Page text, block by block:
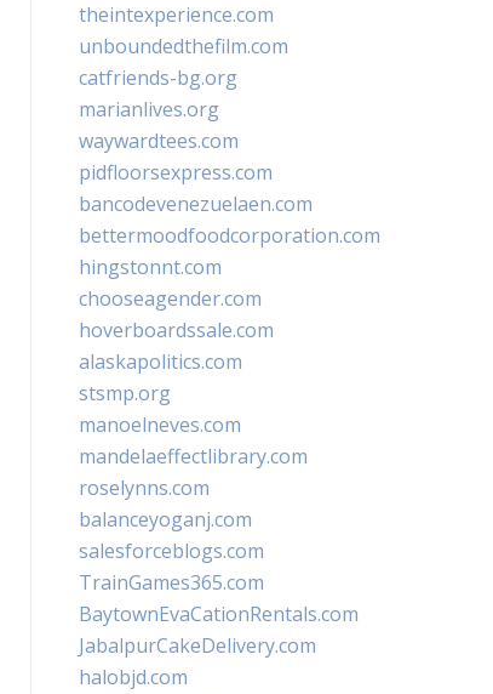
theintexperience.com
unboundedthefilm.com
catfriends-bg.org
marianlives.org
waywardtees.com
pidfloorsexpress.com
bancodevenezuelaen.com
bettermoodfoodcorporation.com
hingstonnt.com
chooseagender.com
hoverboardssale.com
alaskapolitics.com
stsmp.org
manoelneves.com
mandelaeffectlibrary.com
roselynns.com
balanceyoganj.com
salesforceblogs.com
TrainGames365.com
BaytownEvaCationRentals.com
JabalpurCakeDelivery.com
halobjd.com